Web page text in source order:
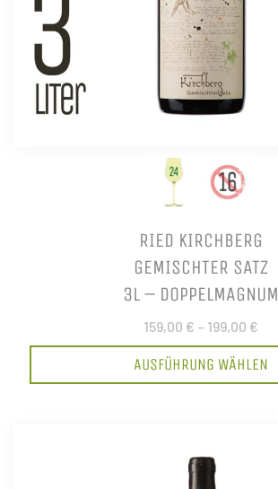
RIED KIRCHBERG
GEMISCHTER SATZ
3L – DOPPELMAGNUM
159,00 € – 199,00 €
AUSFÜHRUNG WÄHLEN